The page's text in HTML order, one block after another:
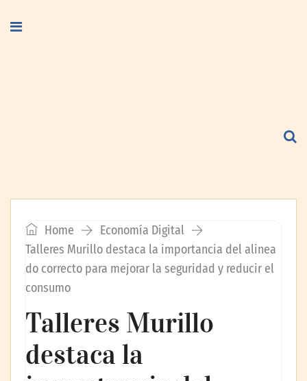
Home
Economía Digital
Talleres Murillo destaca la importancia del alinea
do correcto para mejorar la seguridad y reducir el
consumo
Talleres Murillo
destaca la